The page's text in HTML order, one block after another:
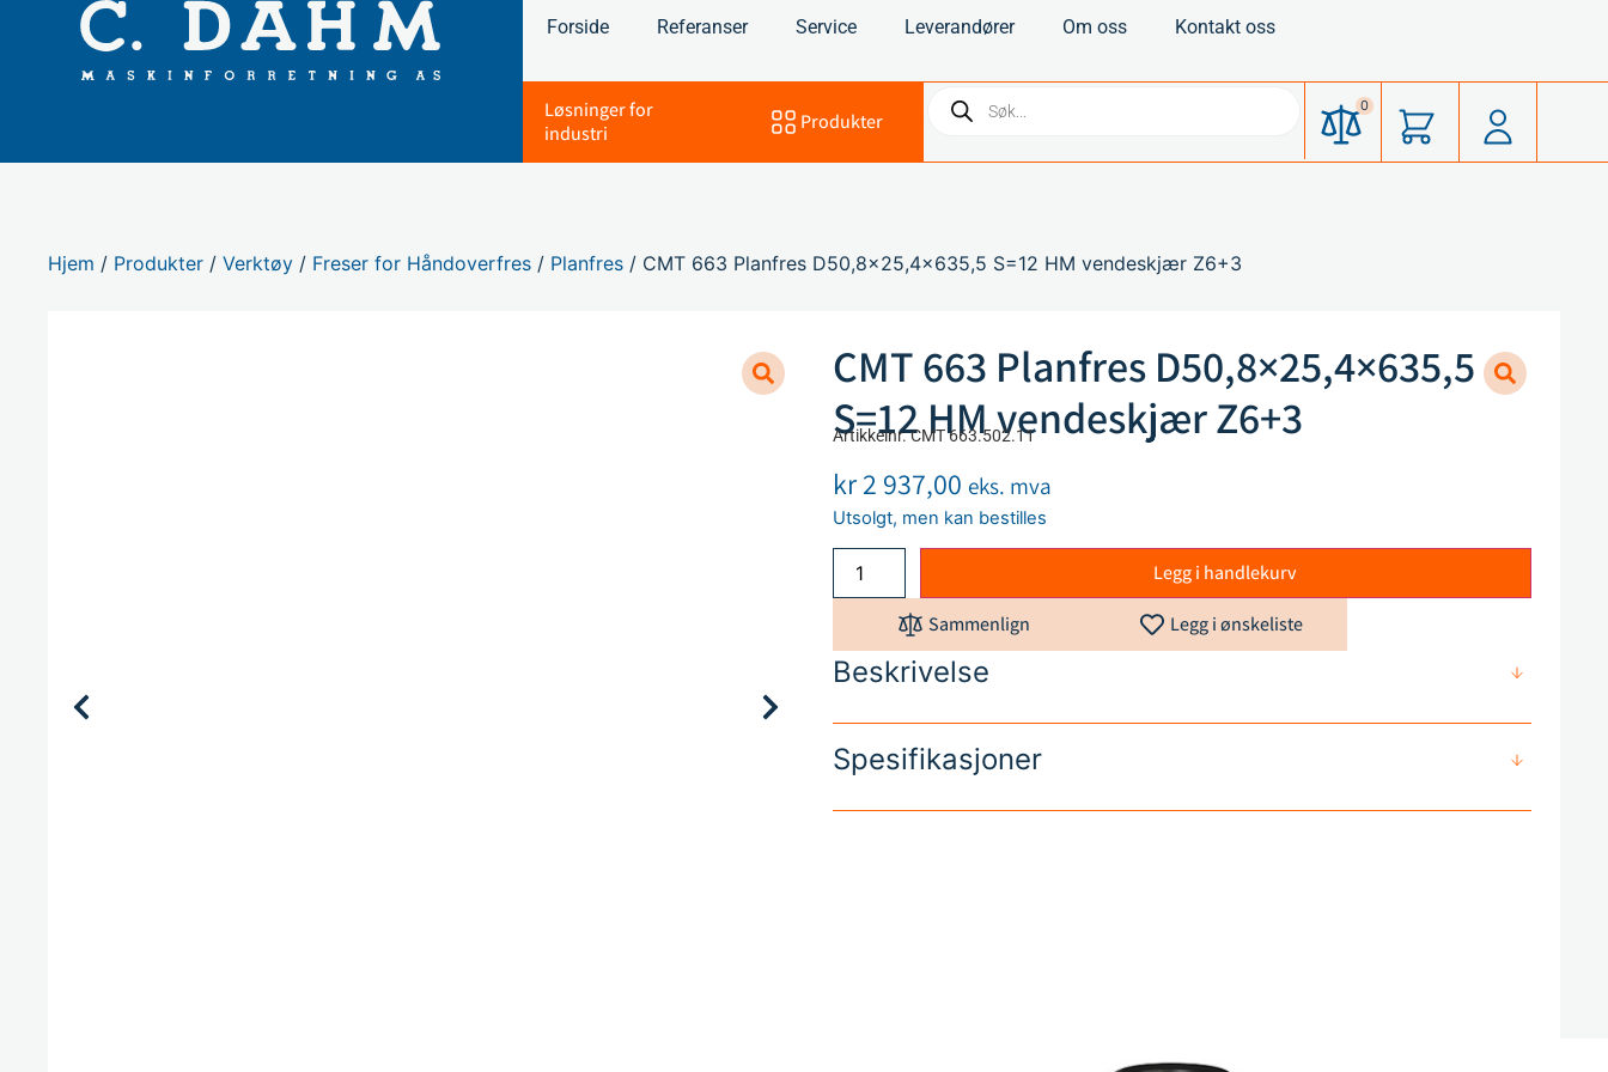
Forside Referanser Service Leverandører Om oss Kontakt oss
Løsninger for
industri
Produkter
0
Hjem / Produkter /Verktøy / Freser for Håndoverfres / Planfres / CMT 663 Planfres D50,8×25,4×635,5 S=12 HM vendeskjær Z6+3
CMT 663 Planfres D50,8×25,4×635,5
S=12 HM vendeskjær Z6+3
Artikkelnr. CMT 663.502.11
kr2 937,00 eks. mva
Utsolgt, men kan bestilles
Legg i handlekurv
Sammenlign Legg i ønskeliste
Beskrivelse
Spesifikasjoner